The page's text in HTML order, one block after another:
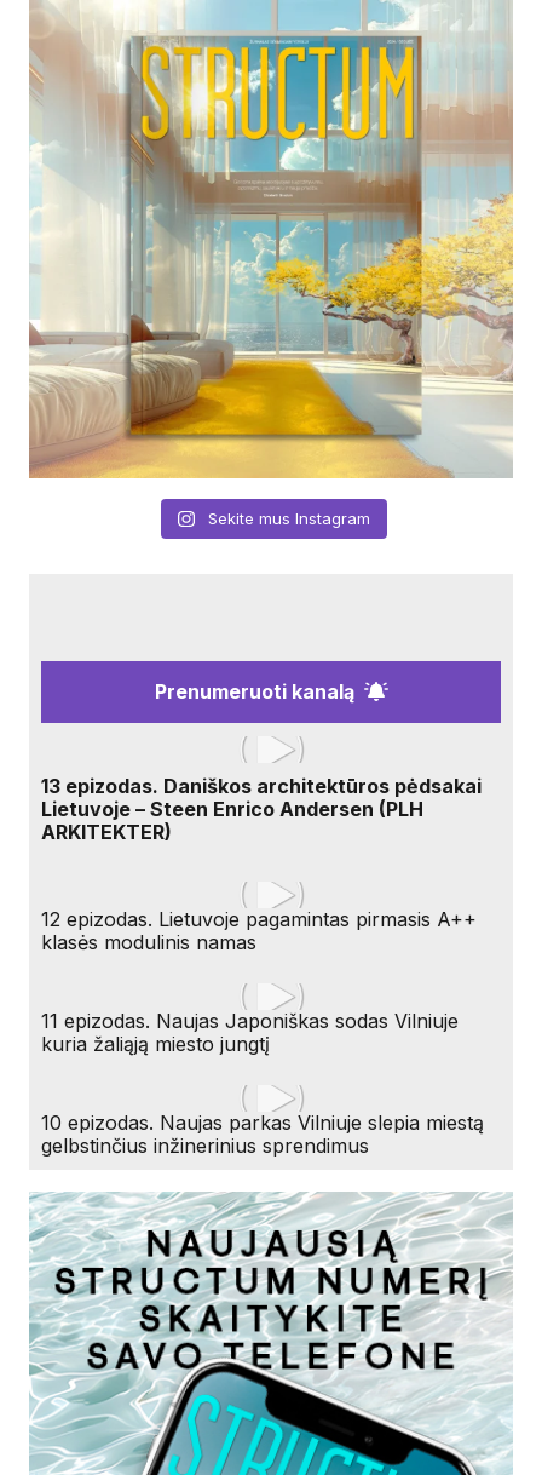
Sekite mus Instagram
Prenumeruoti kanalą
13 epizodas. Daniškos architektūros pėdsakai
Lietuvoje – Steen Enrico Andersen (PLH
ARKITEKTER)
12 epizodas. Lietuvoje pagamintas pirmasis A++
klasės modulinis namas
11 epizodas. Naujas Japoniškas sodas Vilniuje
kuria žaliąją miesto jungtį
10 epizodas. Naujas parkas Vilniuje slepia miestą
gelbstinčius inžinerinius sprendimus